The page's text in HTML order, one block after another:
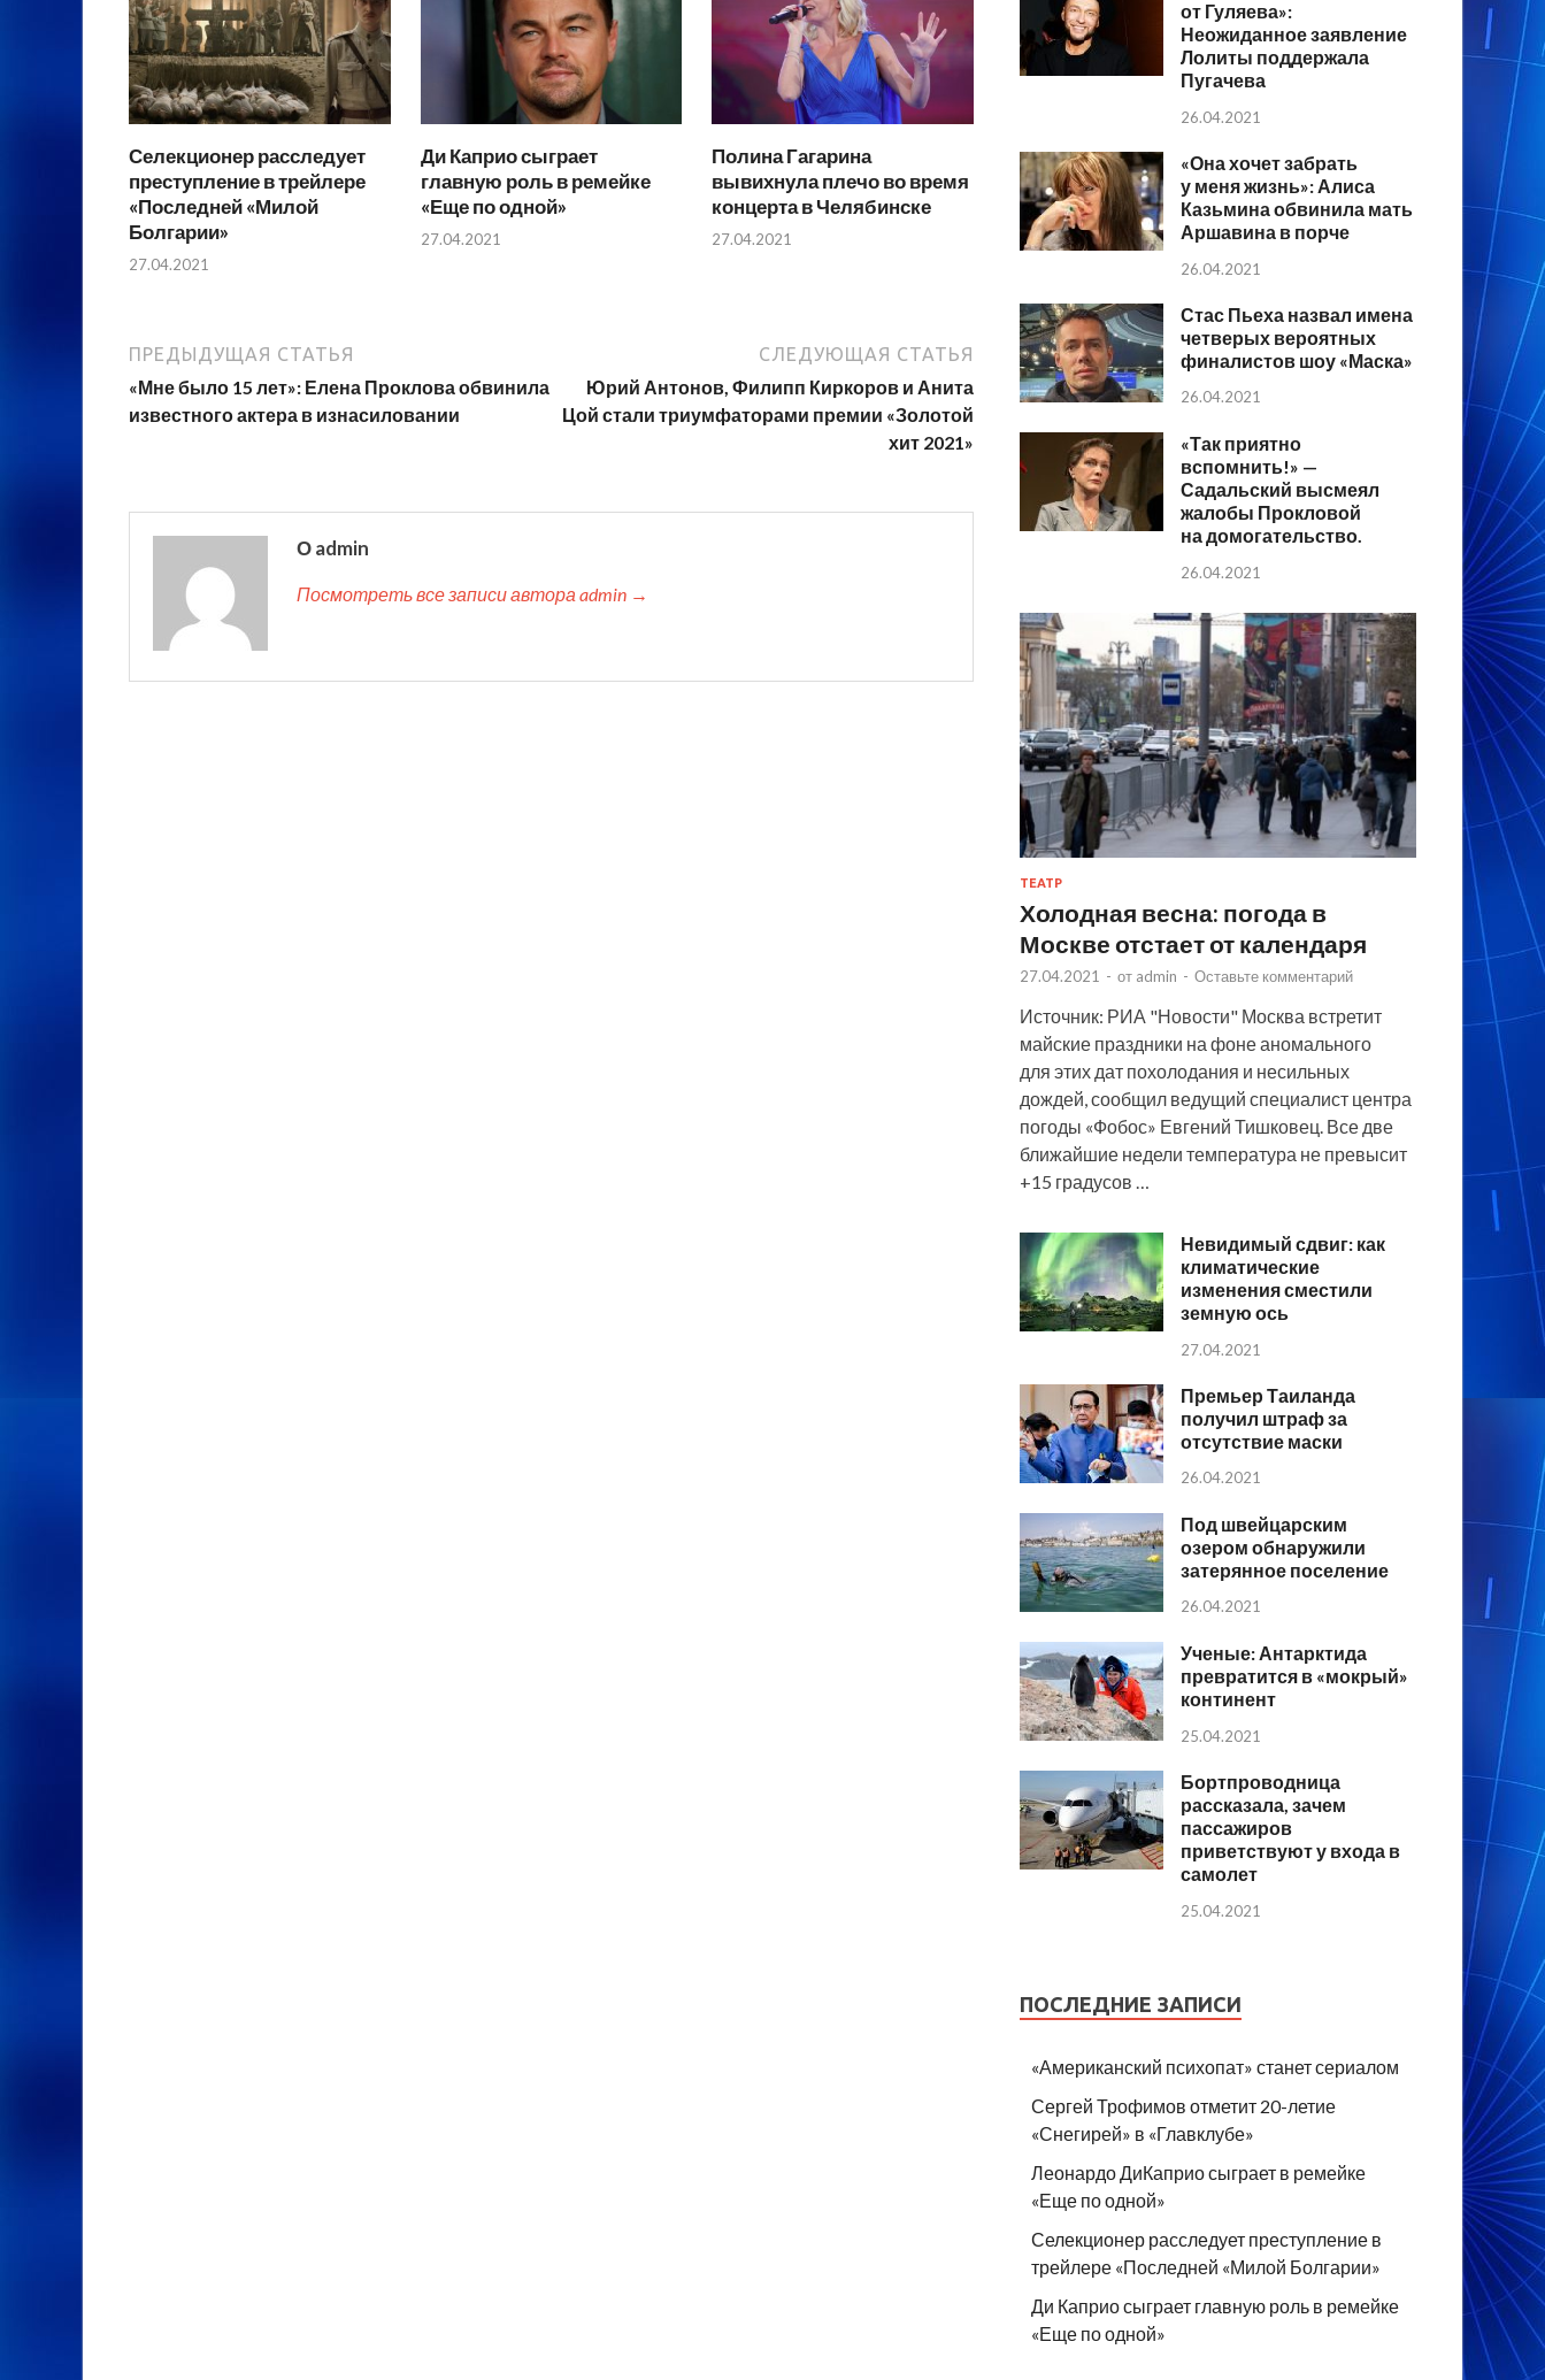
Селекционер расследует
преступление в трейлере
«Последней «Милой
Болгарии»
27.04.2021
Ди Каприо сыграет
главную роль в ремейке
«Еще по одной»
27.04.2021
Полина Гагарина
вывихнула плечо во время
концерта в Челябинске
27.04.2021
ПРЕДЫДУЩАЯ СТАТЬЯ
«Мне было 15 лет»: Елена Проклова обвинила
известного актера в изнасиловании
СЛЕДУЮЩАЯ СТАТЬЯ
Юрий Антонов, Филипп Киркоров и Анита
Цой стали триумфаторами премии «Золотой
хит 2021»
О admin
Посмотреть все записи автора admin →
от Гуляева»:
Неожиданное заявление
Лолиты поддержала
Пугачева
26.04.2021
«Она хочет забрать
у меня жизнь»: Алиса
Казьмина обвинила мать
Аршавина в порче
26.04.2021
Стас Пьеха назвал имена
четверых вероятных
финалистов шоу «Маска»
26.04.2021
«Так приятно
вспомнить!» —
Садальский высмеял
жалобы Прокловой
на домогательство.
26.04.2021
ТЕАТР
Холодная весна: погода в
Москве отстает от календаря
27.04.2021 - от admin - Оставьте комментарий
Источник: РИА "Новости" Москва встретит
майские праздники на фоне аномального
для этих дат похолодания и несильных
дождей, сообщил ведущий специалист центра
погоды «Фобос» Евгений Тишковец. Все две
ближайшие недели температура не превысит
+15 градусов …
Невидимый сдвиг: как
климатические
изменения сместили
земную ось
27.04.2021
Премьер Таиланда
получил штраф за
отсутствие маски
26.04.2021
Под швейцарским
озером обнаружили
затерянное поселение
26.04.2021
Ученые: Антарктида
превратится в «мокрый»
континент
25.04.2021
Бортпроводница
рассказала, зачем
пассажиров
приветствуют у входа в
самолет
25.04.2021
ПОСЛЕДНИЕ ЗАПИСИ
«Американский психопат» станет сериалом
Сергей Трофимов отметит 20-летие
«Снегирей» в «Главклубе»
Леонардо ДиКаприо сыграет в ремейке
«Еще по одной»
Селекционер расследует преступление в
трейлере «Последней «Милой Болгарии»
Ди Каприо сыграет главную роль в ремейке
«Еще по одной»